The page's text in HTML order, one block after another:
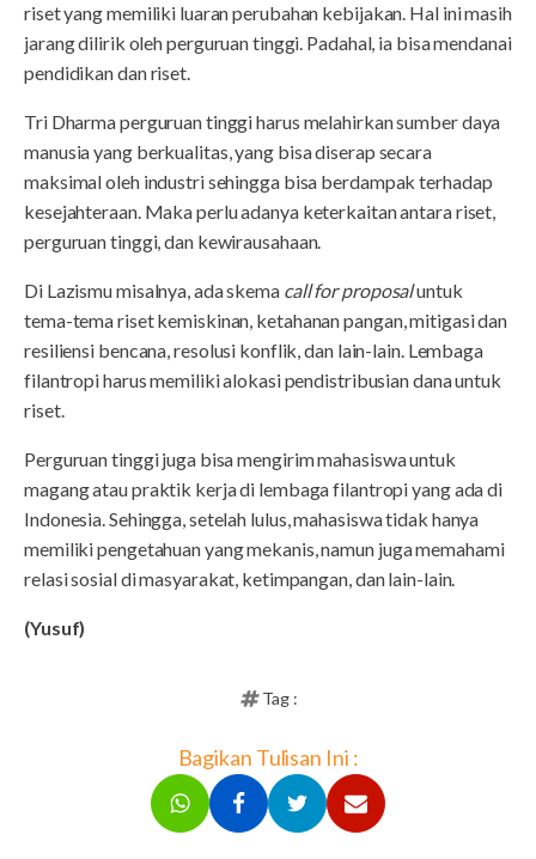
riset yang memiliki luaran perubahan kebijakan. Hal ini masih
jarang dilirik oleh perguruan tinggi. Padahal, ia bisa mendanai
pendidikan dan riset.
Tri Dharma perguruan tinggi harus melahirkan sumber daya
manusia yang berkualitas, yang bisa diserap secara
maksimal oleh industri sehingga bisa berdampak terhadap
kesejahteraan. Maka perlu adanya keterkaitan antara riset,
perguruan tinggi, dan kewirausahaan.
Di Lazismu misalnya, ada skema call for proposaluntuk
tema-tema riset kemiskinan, ketahanan pangan, mitigasi dan
resiliensi bencana, resolusi konflik, dan lain-lain. Lembaga
filantropi harus memiliki alokasi pendistribusian dana untuk
riset.
Perguruan tinggi juga bisa mengirim mahasiswa untuk
magang atau praktik kerja di lembaga filantropi yang ada di
Indonesia. Sehingga, setelah lulus, mahasiswa tidak hanya
memiliki pengetahuan yang mekanis, namun juga memahami
relasi sosial di masyarakat, ketimpangan, dan lain-lain.
(Yusuf)
Tag :
Bagikan Tulisan Ini :